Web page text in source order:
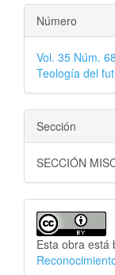
Número
Vol. 35 Núm.
Teología del
Sección
SECCIÓN
Esta obra está